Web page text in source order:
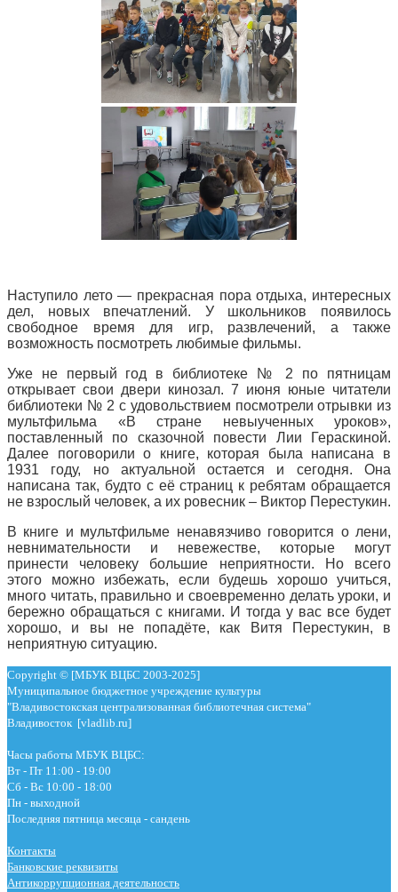
Наступило лето — прекрасная пора отдыха, интересных
дел, новых впечатлений. У школьников появилось
свободное время для игр, развлечений, а также
возможность посмотреть любимые фильмы.
Уже не первый год в библиотеке № 2 по пятницам
открывает свои двери кинозал. 7 июня юные читатели
библиотеки № 2 с удовольствием посмотрели отрывки из
мультфильма «В стране невыученных уроков»,
поставленный по сказочной повести Лии Гераскиной.
Далее поговорили о книге, которая была написана в
1931 году, но актуальной остается и сегодня. Она
написана так, будто с её страниц к ребятам обращается
не взрослый человек, а их ровесник – Виктор Перестукин.
В книге и мультфильме ненавязчиво говорится о лени,
невнимательности и невежестве, которые могут
принести человеку большие неприятности. Но всего
этого можно избежать, если будешь хорошо учиться,
много читать, правильно и своевременно делать уроки, и
бережно обращаться с книгами. И тогда у вас все будет
хорошо, и вы не попадёте, как Витя Перестукин, в
неприятную ситуацию.
Copyright © [МБУК ВЦБС 2003-2025]
Муниципальное бюджетное учреждение культуры
"Владивостокская централизованная библиотечная система"
Владивосток [vladlib.ru]
Часы работы МБУК ВЦБС:
Вт - Пт 11:00 - 19:00
Сб - Вс 10:00 - 18:00
Пн - выходной
Последняя пятница месяца - сандень
Контакты
Банковские реквизиты
Антикоррупционная деятельность